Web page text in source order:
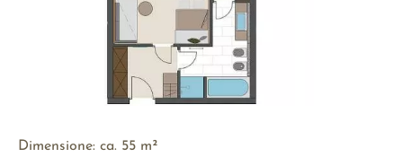
Dimensione: ca. 55 m²